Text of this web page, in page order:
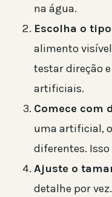
na água.
Escolha o
alimento
testar direção
artificiais.
Comece com
uma artificial,
diferentes.
Ajuste o
detalhe por